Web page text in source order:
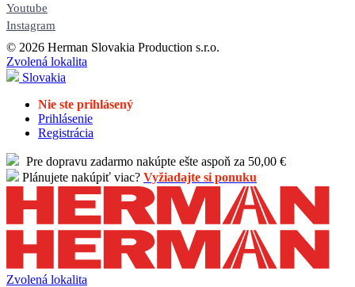
Youtube
Instagram
© 2026 Herman Slovakia Production s.r.o.
Zvolená lokalita
Slovakia
Nie ste prihlásený
Prihlásenie
Registrácia
Pre dopravu zadarmo nakúpte ešte aspoň za 50,00 €
Plánujete nakúpiť viac? Vyžiadajte si ponuku
Zvolená lokalita